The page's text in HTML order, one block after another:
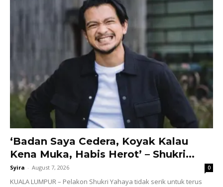
‘Badan Saya Cedera, Koyak Kalau
Kena Muka, Habis Herot’ – Shukri...
Syira - August 7, 2026 0
KUALA LUMPUR – Pelakon Shukri Yahaya tidak serik untuk terus